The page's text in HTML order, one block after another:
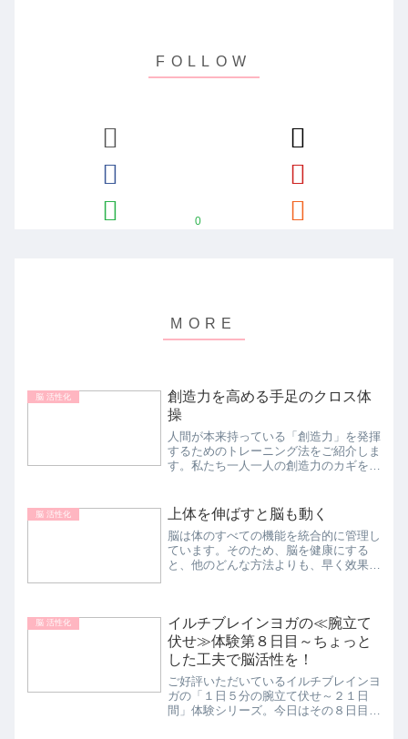
0
脳 活性化
創造力を高める手足のクロス体
操
人間が本来持っている「創造力」を発揮
するためのトレーニング法をご紹介しま
す。私たち一人一人の創造力のカギを握
学的な思考に優れた左脳。この２つがス
ピーディに情報交換するこ...
脳 活性化 上体を伸ばすと脳も動く
脳は体のすべての機能を統合的に管理し
ています。そのため、脳を健康にする
と、他のどんな方法よりも、早く效果的
必要な酸素が、血液を通じて...
脳 活性化
イルチブレインヨガの≪腕立て
伏せ≫体験第８日目～ちょっと
した工夫で脳活性を！
ご好評いただいているイルチブレインヨ
ガの「１日５分の腕立て伏せ～２１日
間」体験シリーズ。今日はその８日目で